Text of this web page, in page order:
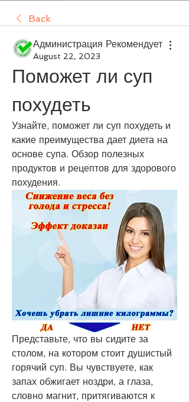
Back
Администрация Рекомендует
August 22, 2023
Поможет ли суп
похудеть
Узнайте, поможет ли суп похудеть и
какие преимущества дает диета на
основе супа. Обзор полезных
продуктов и рецептов для здорового
похудения.
Представьте, что вы сидите за
столом, на котором стоит душистый
горячий суп. Вы чувствуете, как
запах обжигает ноздри, а глаза,
словно магнит, притягиваются к